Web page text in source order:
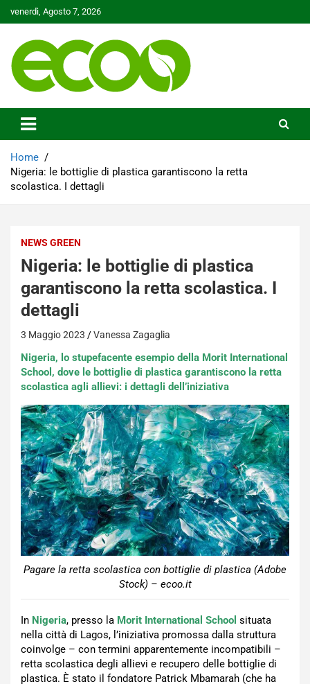
to
venerdì, Agosto 7, 2026
Ecoo.it
Home
Nigeria: le bottiglie di plastica garantiscono la retta
scolastica. I dettagli
NEWS GREEN
Nigeria: le bottiglie di plastica
garantiscono la retta scolastica. I
dettagli
3 Maggio 2023 Vanessa Zagaglia
Nigeria, lo stupefacente esempio della Morit International
School, dove le bottiglie di plastica garantiscono la retta
scolastica agli allievi: i dettagli dell’iniziativa
Pagare la retta scolastica con bottiglie di plastica (Adobe
Stock) – ecoo.it
In Nigeria, presso la Morit International School situata
nella città di Lagos, l’iniziativa promossa dalla struttura
coinvolge – con termini apparentemente incompatibili –
retta scolastica degli allievi e recupero delle bottiglie di
plastica. È stato il fondatore Patrick Mbamarah (che ha